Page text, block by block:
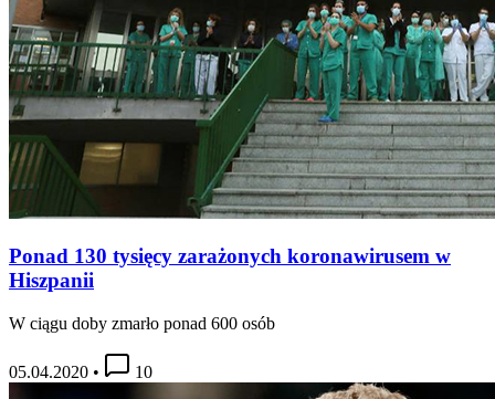
Ponad 130 tysięcy zarażonych koronawirusem w
Hiszpanii
W ciągu doby zmarło ponad 600 osób
05.04.2020 • 10